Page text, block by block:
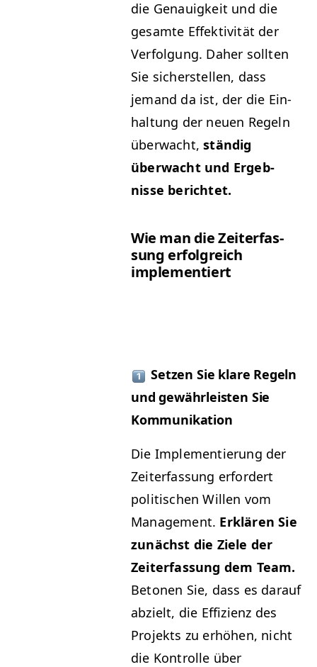
die Genauigkeit und die
gesamte Effek­tiv­ität der
Ver­fol­gung. Daher soll­ten
Sie sich­er­stellen, dass
jemand da ist, der die Ein­
hal­tung der neuen Regeln
überwacht,ständig
überwacht und Ergeb­
nisse berichtet.
Wie man die Zeit­er­fas­
sung erfol­gre­ich
implementiert
Set­zen Sie klare Regeln
und gewährleis­ten Sie
Kommunikation
Die Imple­men­tierung der
Zeit­er­fas­sung erfordert
poli­tis­chen Willen vom
Man­age­ment. Erk­lären Sie
zunächst die Ziele der
Zeit­er­fas­sung dem Team.
Beto­nen Sie, dass es darauf
abzielt, die Effizienz des
Pro­jek­ts zu erhöhen, nicht
die Kon­trolle über